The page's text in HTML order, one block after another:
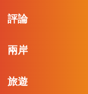
評論
兩岸
旅遊